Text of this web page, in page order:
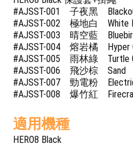
#AJSST-001 子夜黑
#AJSST-002 極地白 White
#AJSST-003 晴空藍
#AJSST-004 熔岩橘 Hyper
#AJSST-005 雨林綠 Turtle
#AJSST-006 飛沙棕 Sand
#AJSST-007 勁電粉
#AJSST-008 爆竹紅
適用機種
HERO8 Black